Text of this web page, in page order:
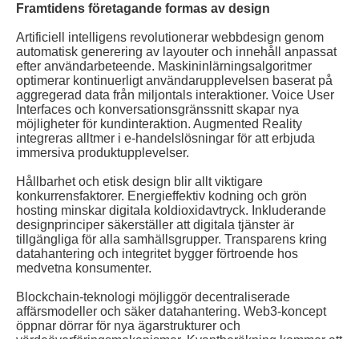
Framtidens företagande formas av design
Artificiell intelligens revolutionerar webbdesign genom
automatisk generering av layouter och innehåll anpassat
efter användarbeteende. Maskininlärningsalgoritmer
optimerar kontinuerligt användarupplevelsen baserat på
aggregerad data från miljontals interaktioner. Voice User
Interfaces och konversationsgränssnitt skapar nya
möjligheter för kundinteraktion. Augmented Reality
integreras alltmer i e-handelslösningar för att erbjuda
immersiva produktupplevelser.
Hållbarhet och etisk design blir allt viktigare
konkurrensfaktorer. Energieffektiv kodning och grön
hosting minskar digitala koldioxidavtryck. Inkluderande
designprinciper säkerställer att digitala tjänster är
tillgängliga för alla samhällsgrupper. Transparens kring
datahantering och integritet bygger förtroende hos
medvetna konsumenter.
Blockchain-teknologi möjliggör decentraliserade
affärsmodeller och säker datahantering. Web3-koncept
öppnar dörrar för nya ägarstrukturer och